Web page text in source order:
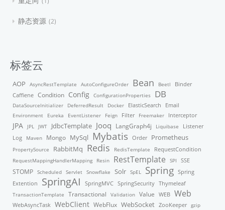
静态资源 2
标签云
AOP AsyncRestTemplate AutoConfigureOrder Bean Beetl
Binder
Caffiene Condition Config ConfigurationProperties DB
DataSourceInitializer DeferredResult Docker ElasticSearch
Email
Environment
Eureka EventListener Feign Filter Freemaker Interceptor
JPA JPL JWT JdbcTemplate Jooq LangGraph4j Liquibase Listener
Log Maven Mongo MySql Mybatis Order Prometheus
PropertySource RabbitMq Redis RedisTemplate
RequestCondition
RequestMappingHandlerMapping
Resin RestTemplate SPI SSE
STOMP Scheduled Servlet Snowflake Solr SpEL Spring Spring
Extention
SpringAI SpringMVC SpringSecurity Thymeleaf
TransactionTemplate Transactional Validation Value WEB Web
WebAsyncTask WebClient WebFlux WebSocket ZooKeeper gzip